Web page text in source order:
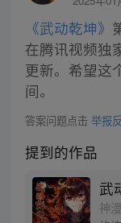
《武动乾坤》
在腾讯视频独
更新。希望这
间。
答案问题点击 举报
提到的作品
武
神